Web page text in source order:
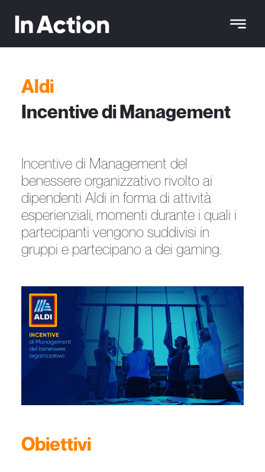
Aldi
Incentive di Management
Incentive di Management del
benessere organizzativo rivolto ai
dipendenti Aldi in forma di attività
esperienziali, momenti durante i quali i
partecipanti vengono suddivisi in
gruppi e partecipano a dei gaming.
Obiettivi